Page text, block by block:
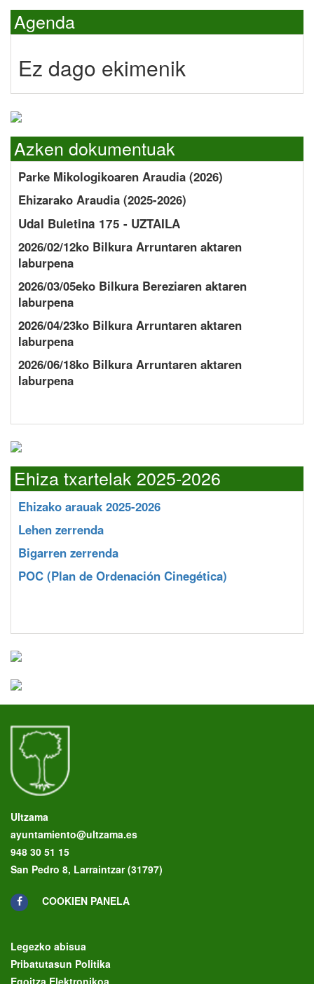
Agenda
Ez dago ekimenik
Azken dokumentuak
Parke Mikologikoaren Araudia (2026)
Ehizarako Araudia (2025-2026)
Udal Buletina 175 - UZTAILA
2026/02/12ko Bilkura Arruntaren aktaren
laburpena
2026/03/05eko Bilkura Bereziaren aktaren
laburpena
2026/04/23ko Bilkura Arruntaren aktaren
laburpena
2026/06/18ko Bilkura Arruntaren aktaren
laburpena
Ehiza txartelak 2025-2026
Ehizako arauak 2025-2026
Lehen zerrenda
Bigarren zerrenda
POC (Plan de Ordenación Cinegética)
Ultzama
ayuntamiento@ultzama.es
948 30 51 15
San Pedro 8, Larraintzar (31797)
COOKIEN PANELA
Legezko abisua
Pribatutasun Politika
Egoitza Elektronikoa